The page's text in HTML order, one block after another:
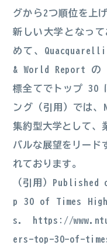
グから2つ順位を上
新しい大学となっ
めて、Quacquarelli
& World Report の
標全てでトップ 30
ング （引用） では、
集約型大学として、
バルな展望をリード
れております。
（引用）
p 30 of Times
s.
https://
ers-top-30-of-